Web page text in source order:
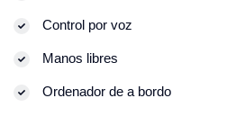
Control por voz
Manos libres
Ordenador de a bordo